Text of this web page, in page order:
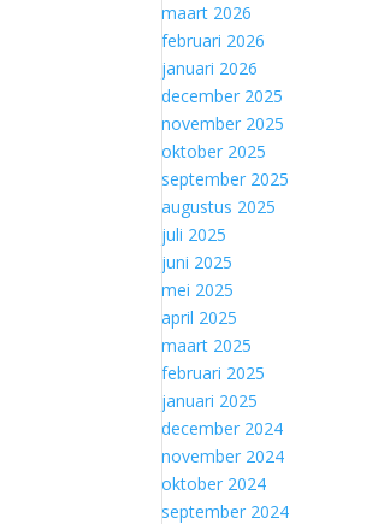
maart 2026
februari 2026
januari 2026
december 2025
november 2025
oktober 2025
september 2025
augustus 2025
juli 2025
juni 2025
mei 2025
april 2025
maart 2025
februari 2025
januari 2025
december 2024
november 2024
oktober 2024
september 2024